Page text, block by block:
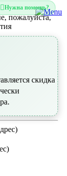
Нужна помощь?
пожалуйста,
скидка